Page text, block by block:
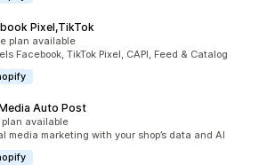
Pixel,TikTok
351
plan available
Facebook, TikTok Pixel, CAPI, Feed & Catalog
Auto Post
31
plan available
media marketing with your shop’s data and AI